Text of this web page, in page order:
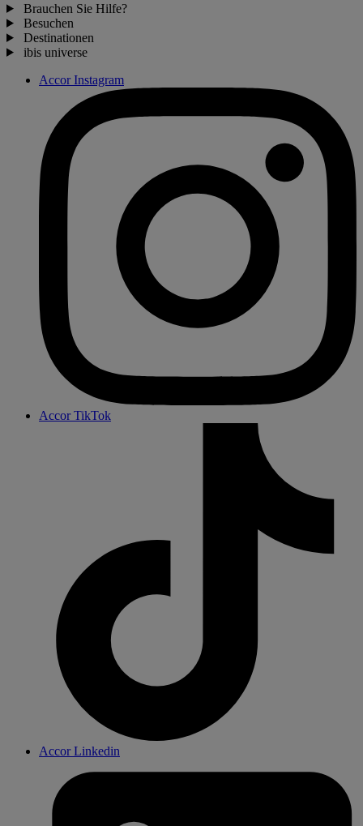
Brauchen Sie Hilfe?
Besuchen
Destinationen
ibis universe
Accor Instagram
Accor TikTok
Accor Linkedin